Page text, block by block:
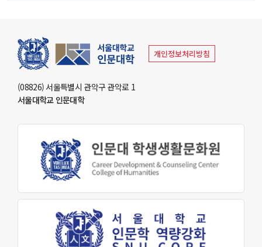
개인정보처리방침
(08826) 서울특별시 관악구 관악로 1
서울대학교 인문대학
러시아연구소
종교문제연구소
문화유산연구소
인지과학연구소
연구소
라틴아메리카연구소
미국학연구소
철학사상연구소
국제화지원센터
교육지원센터
최고지도자 인문학과정